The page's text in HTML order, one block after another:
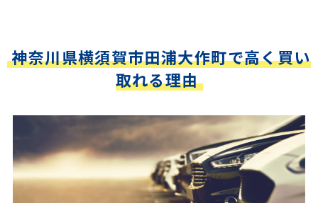
神奈川県横須賀市田浦大作町で高く買い
取れる理由